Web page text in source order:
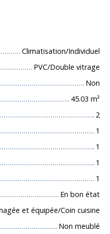
Climatisation/Individuel
PVC/Double vitrage
Non
45.03 m²
2
1
1
1
1
En bon état
et équipée/Coin cuisine
Non meublé